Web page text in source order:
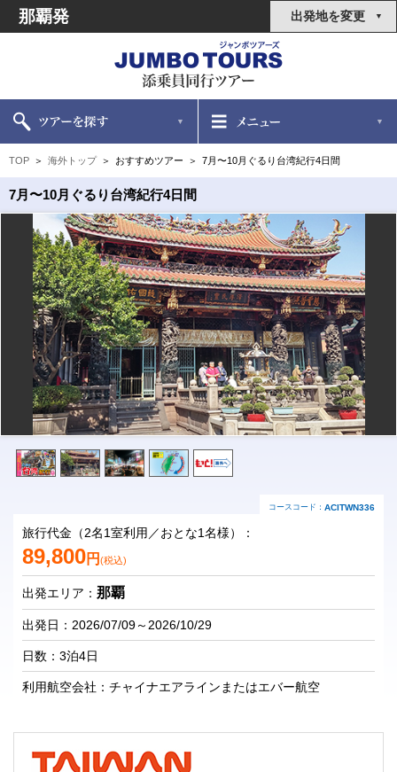
那覇発 出発地を変更
TOP 海外トップ おすすめツアー 7月〜10月ぐるり台湾紀行4日間
7月〜10月ぐるり台湾紀行4日間
コースコード： ACITWN336
旅行代金（2名1室利用／おとな1名様）：
89,800円 (税込)
出発エリア： 那覇
出発日：2026/07/09～2026/10/29
日数：3泊4日
利用航空会社：チャイナエアラインまたはエバー航空